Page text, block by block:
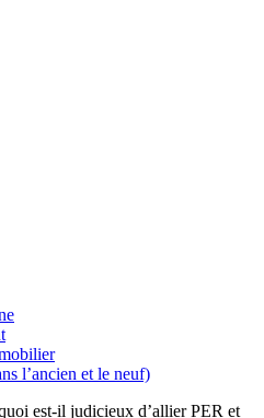
l’ancien et le neuf)
est-il judicieux d’allier PER et